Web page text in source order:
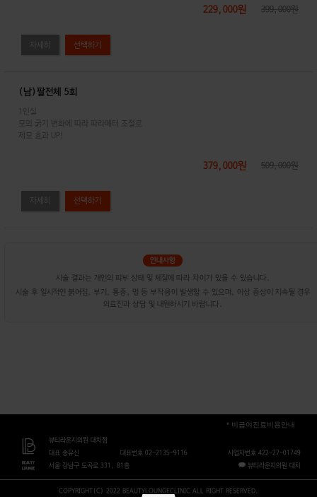
자세히
229,000원 399,000원
(남)팔전체 5회
모의 굵기 변화에 따라 파라메터 조절로
제모 효과 UP!
자세히
379,000원 509,000원
시술 결과는 개인의 피부 상태 및 체질에 따라 차이가 있을 수 있습니다.
시술 후 일시적인 붉어짐, 부기, 통증, 멍 등 부작용이 발생할 수 있으며, 이상 증상이 지속될 경우
의료진과 상담 및 내원하시기 바랍니다.
* 비급여진료비용안내
뷰티라운지의원 대치점
대표 송유신
대표번호 02-2135-9116
사업자번호 422-27-01749
서울 강남구 도곡로 331, B1층
뷰티라운지의원 대치
COPYRIGHT(C) 2022 BEAUTYLOUNGECLINIC ALL RIGHT RESERVED.